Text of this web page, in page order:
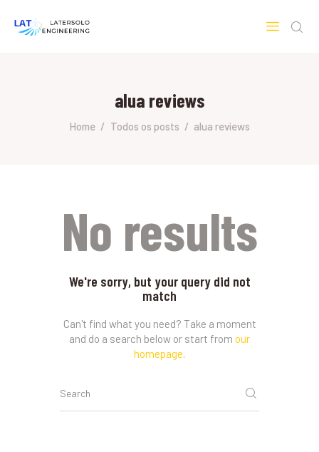
alua reviews
Home Todos os posts alua reviews
SOBRE A LATERSOLO
No results
We're sorry, but your query did not
match
Can't find what you need? Take a moment
and do a search below or start from our
homepage.